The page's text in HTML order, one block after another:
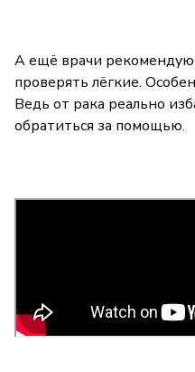
А ещё врачи
проверять лёгкие.
Ведь от рака реально
обратиться за помощью.